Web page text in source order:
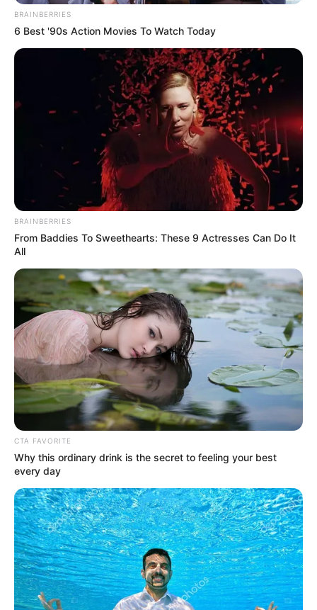
BRAINBERRIES
6 Best '90s Action Movies To Watch Today
BRAINBERRIES
From Baddies To Sweethearts: These 9 Actresses Can Do It
All
CTA FAVORITE
Why this ordinary drink is the secret to feeling your best
every day